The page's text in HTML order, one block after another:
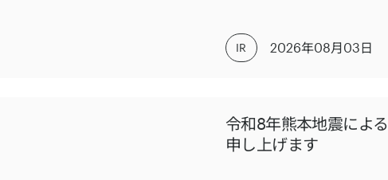
IR 2026年08月03日
令和8年熊本地震によ
申し上げます